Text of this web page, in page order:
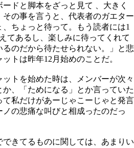
ドと脚本をざっと見て 、大きく
の事を言うと、代表者のガエター
ちょっと待って。もう読者には1
てあるし、楽しみに待ってくれて
のだから待たせられない。」と悲
トは昨年12月始めのことだ。
トを始めた時は、メンバーが次々
、「ためになる」とか言っていた
私だけがあーじゃこーじゃと発言
の悲痛な叫びと相成ったのだっ
できてるものに関しては、あまりい